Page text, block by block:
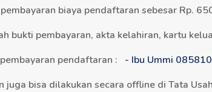
biaya pendaftaran sebesar Rp.
bukti pembayaran, akta kelahiran, kartu
pendaftaran : - Ibu Ummi
juga bisa dilakukan secara offline di Tata